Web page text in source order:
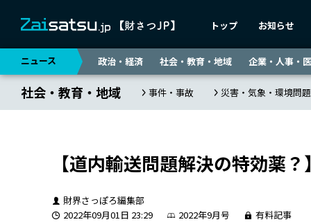
トップ お知らせ
ニュース 政治・経済 社会・教育・地域 企業・人事・
社会・教育・地域 事件・事故 災害・気象・環境問題
【道内輸送問題解決の特効薬
財界さっぽろ編集部
2022年09月01日 23:29
2022年9月号 有料記事